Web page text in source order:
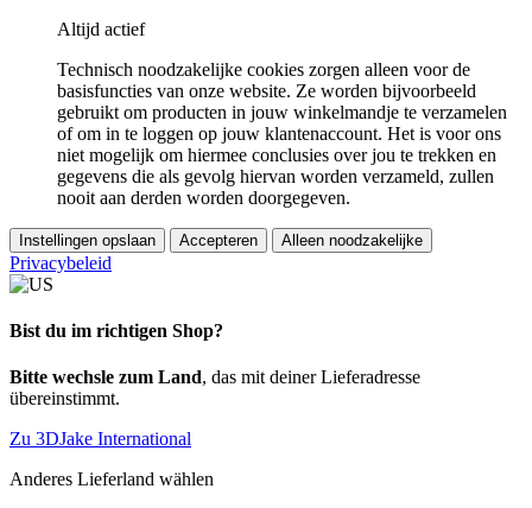
Altijd actief
Technisch noodzakelijke cookies zorgen alleen voor de
basisfuncties van onze website. Ze worden bijvoorbeeld
gebruikt om producten in jouw winkelmandje te verzamelen
of om in te loggen op jouw klantenaccount. Het is voor ons
niet mogelijk om hiermee conclusies over jou te trekken en
gegevens die als gevolg hiervan worden verzameld, zullen
nooit aan derden worden doorgegeven.
Instellingen opslaan Accepteren Alleen noodzakelijke
Privacybeleid
Bist du im richtigen Shop?
Bitte wechsle zum Land, das mit deiner Lieferadresse
übereinstimmt.
Zu 3DJake International
Anderes Lieferland wählen